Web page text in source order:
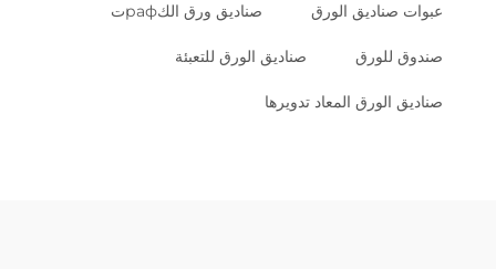
عبوات صناديق الورق صناديق ورق الكрафت
صندوق للورق صناديق الورق للتعبئة
صناديق الورق المعاد تدويرها